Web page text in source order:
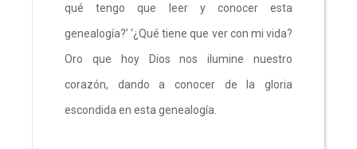
qué tengo que leer y conocer esta
genealogía?’ ‘¿Qué tiene que ver con mi vida?
Oro que hoy Dios nos ilumine nuestro
corazón, dando a conocer de la gloria
escondida en esta genealogía.